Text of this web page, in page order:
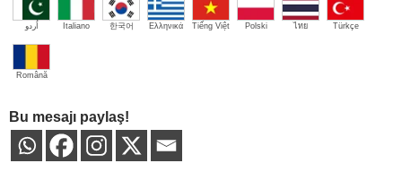
اُردو Italiano 한국어 Ελληνικά Tiếng Việt Polski ไทย Türkçe
Română
Bu mesajı paylaş!